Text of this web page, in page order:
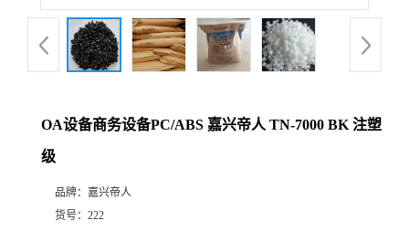
OA设备商务设备PC/ABS 嘉兴帝人 TN-7000 BK 注塑
级
品牌： 嘉兴帝人
货号： 222